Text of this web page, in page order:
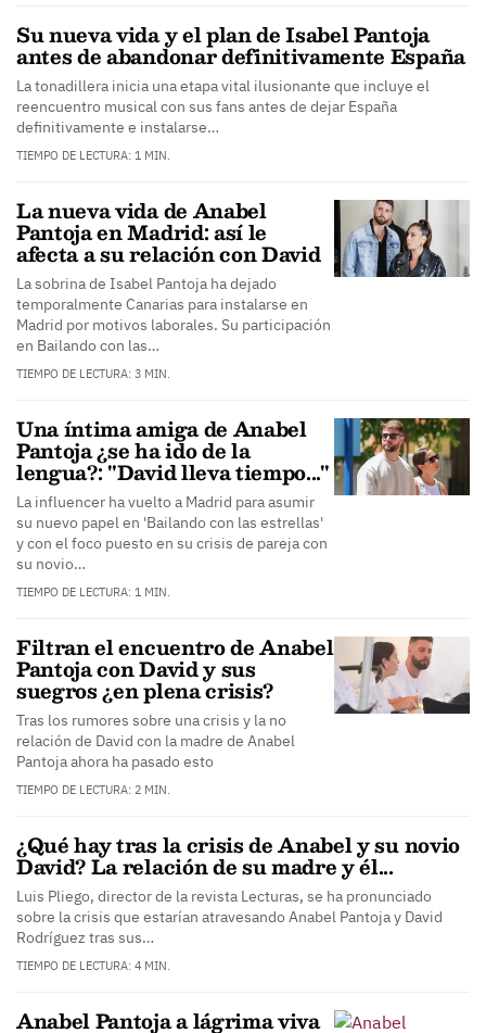
Su nueva vida y el plan de Isabel Pantoja
antes de abandonar definitivamente España
La tonadillera inicia una etapa vital ilusionante que incluye el
reencuentro musical con sus fans antes de dejar España
definitivamente e instalarse…
TIEMPO DE LECTURA: 1 MIN.
La nueva vida de Anabel
Pantoja en Madrid: así le
afecta a su relación con David
La sobrina de Isabel Pantoja ha dejado
temporalmente Canarias para instalarse en
Madrid por motivos laborales. Su participación
en Bailando con las…
TIEMPO DE LECTURA: 3 MIN.
Una íntima amiga de Anabel
Pantoja ¿se ha ido de la
lengua?: "David lleva tiempo..."
La influencer ha vuelto a Madrid para asumir
su nuevo papel en 'Bailando con las estrellas'
y con el foco puesto en su crisis de pareja con
su novio…
TIEMPO DE LECTURA: 1 MIN.
Filtran el encuentro de Anabel
Pantoja con David y sus
suegros ¿en plena crisis?
Tras los rumores sobre una crisis y la no
relación de David con la madre de Anabel
Pantoja ahora ha pasado esto
TIEMPO DE LECTURA: 2 MIN.
¿Qué hay tras la crisis de Anabel y su novio
David? La relación de su madre y él...
Luis Pliego, director de la revista Lecturas, se ha pronunciado
sobre la crisis que estarían atravesando Anabel Pantoja y David
Rodríguez tras sus…
TIEMPO DE LECTURA: 4 MIN.
Anabel Pantoja a lágrima viva